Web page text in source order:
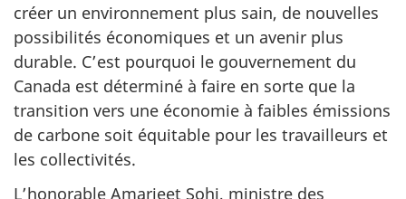
créer un environnement plus sain, de nouvelles
possibilités économiques et un avenir plus
durable. C’est pourquoi le gouvernement du
Canada est déterminé à faire en sorte que la
transition vers une économie à faibles émissions
de carbone soit équitable pour les travailleurs et
les collectivités.
L’honorable Amarjeet Sohi, ministre des